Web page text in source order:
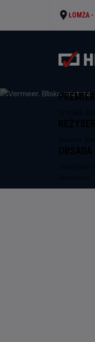
ŁOMŻA -
PREMIERA